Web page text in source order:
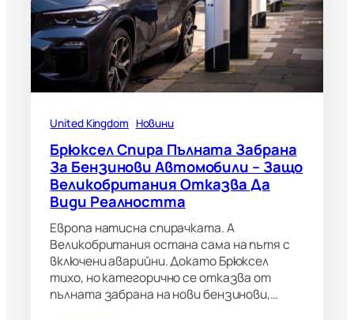
United Kingdom Новини
Брюксел Спира Пълната Забрана
За Бензинови Автомобили – Защо
Великобритания Отказва Да
Види Реалността
Европа натисна спирачката. А
Великобритания остана сама на пътя с
включени аварийни. Докато Брюксел
тихо, но категорично се отказва от
пълната забрана на нови бензинови,…